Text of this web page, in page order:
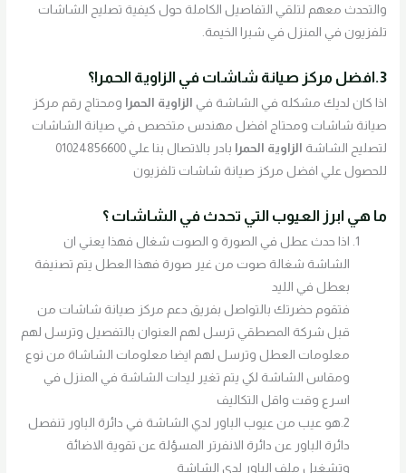
والتحدث معهم لتلقي التفاصيل الكاملة حول كيفية تصليح الشاشات
تلفزيون في المنزل في شبرا الخيمة.
3.افضل مركز صيانة شاشات في الزاوية الحمرا؟
اذا كان لديك مشكله في الشاشة في الزاوية الحمرا ومحتاج رقم مركز
صيانة شاشات ومحتاج افضل مهندس متخصص في صيانة الشاشات
لتصليح الشاشة الزاوية الحمرا
بادر بالاتصال بنا علي 01024856600
للحصول علي افضل مركز صيانة شاشات تلفزيون
ما هي ابرز العيوب التي تحدث في الشاشات ؟
اذا حدث عطل في الصورة و الصوت شغال فهذا يعني ان
الشاشة شغالة صوت من غير صورة فهذا العطل يتم تصنيفة
بعطل في الليد
فتقوم حضرتك بالتواصل بفريق دعم مركز صيانة شاشات من
قبل شركة المصطقي ترسل لهم العنوان بالتفصيل وترسل لهم
معلومات العطل وترسل لهم ايضا معلومات الشاشاة من نوع
ومقاس الشاشة لكي يتم تغير ليدات الشاشة في المنزل في
اسرع وقت واقل التكاليف
2.هو عيب من عيوب الباور لدي الشاشة في دائرة الباور تنفصل
دائرة الباور عن دائرة الانفرتر المسؤلة عن تقوية الاضائة
وتشغيل ملف الباور لدي الشاشة